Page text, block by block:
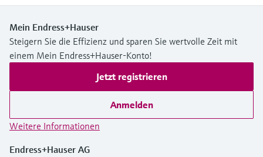
Mein Endress+Hauser
Steigern Sie die Effizienz und sparen Sie wertvolle Zeit mit
einem Mein Endress+Hauser-Konto!
Jetzt registrieren
Anmelden
Weitere Informationen
Endress+Hauser AG